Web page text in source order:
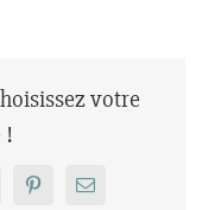
votre
!
PinterestEmail